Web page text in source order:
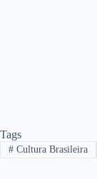
Tags
#Cultura Brasileira